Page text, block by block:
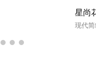
星尚花
现代简约